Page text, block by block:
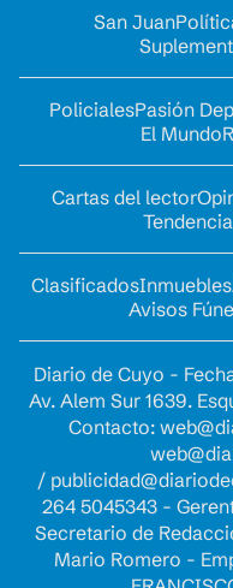
San Juan
PolicialesPasión
El Mundo
Cartas del lector
Tendencia
ClasificadosInmuebles
Avisos
Diario de Cuyo -
Av. Alem Sur 1639.
Contacto:
/
264 5045343 -
Secretario de
Mario Romero -